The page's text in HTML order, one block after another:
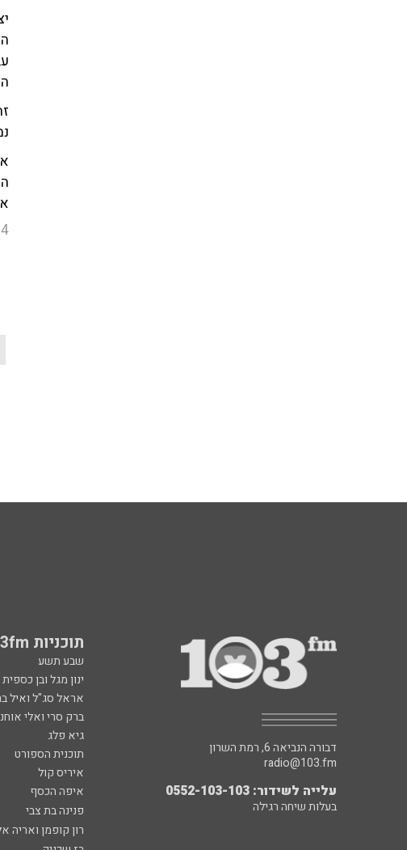
תוכניות 103fm
שבע תשע
ינון מגל ובן כספית
אראל סג"ל ואיל
ברק סרי ואלי
גיא פלג
תוכנית הספורט
איריס קול
איפה הכסף
פנינה בת צבי
רון קופמן ואריה
דבורה הנביאה 6, רמת השרון
radio@103.fm
עלייה לשידור: 0552-103-103
בעלות שיחה רגילה